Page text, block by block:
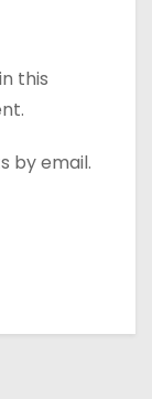
this
by email.